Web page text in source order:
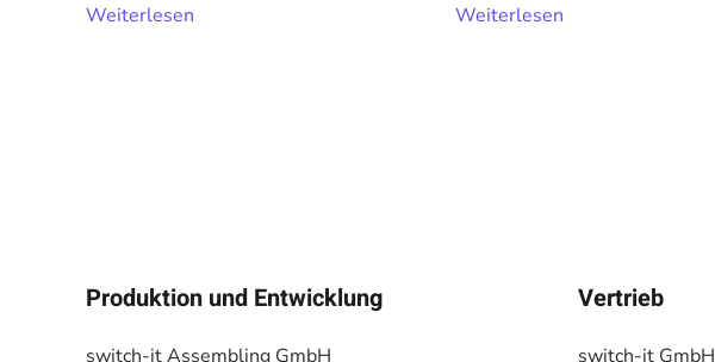
Weiterlesen Weiterlesen
Produktion und Entwicklung
switch-it Assembling GmbH
Vertrieb
switch-it GmbH